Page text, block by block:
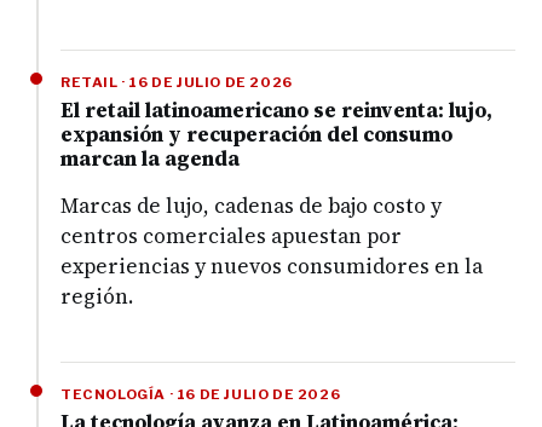
RETAIL · 16 DE JULIO DE 2026
El retail latinoamericano se reinventa: lujo,
expansión y recuperación del consumo
marcan la agenda
Marcas de lujo, cadenas de bajo costo y
centros comerciales apuestan por
experiencias y nuevos consumidores en la
región.
TECNOLOGÍA · 16 DE JULIO DE 2026